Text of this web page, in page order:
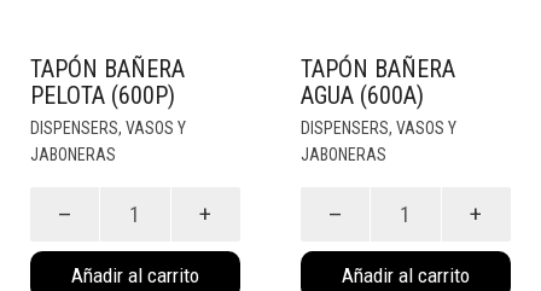
TAPÓN BAÑERA
PELOTA (600P)
DISPENSERS, VASOS Y
JABONERAS
Pelota
(600P)Añadir al carrito
TAPÓN BAÑERA
AGUA (600A)
DISPENSERS, VASOS Y
JABONERAS
Agua
(600A)Añadir al carrito